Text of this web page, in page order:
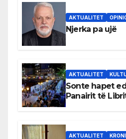
AKTUALITET
Njerka pa ujë
AKTUALITET
Sonte hapet
Panairit të
AKTUALITET